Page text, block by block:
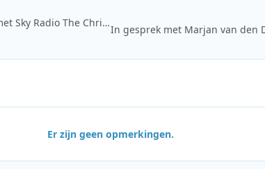
Albert Heijn brengt kerstsfeer in de winkel met Sky Radio The Christmas Station
Er zijn geen opmerkingen.